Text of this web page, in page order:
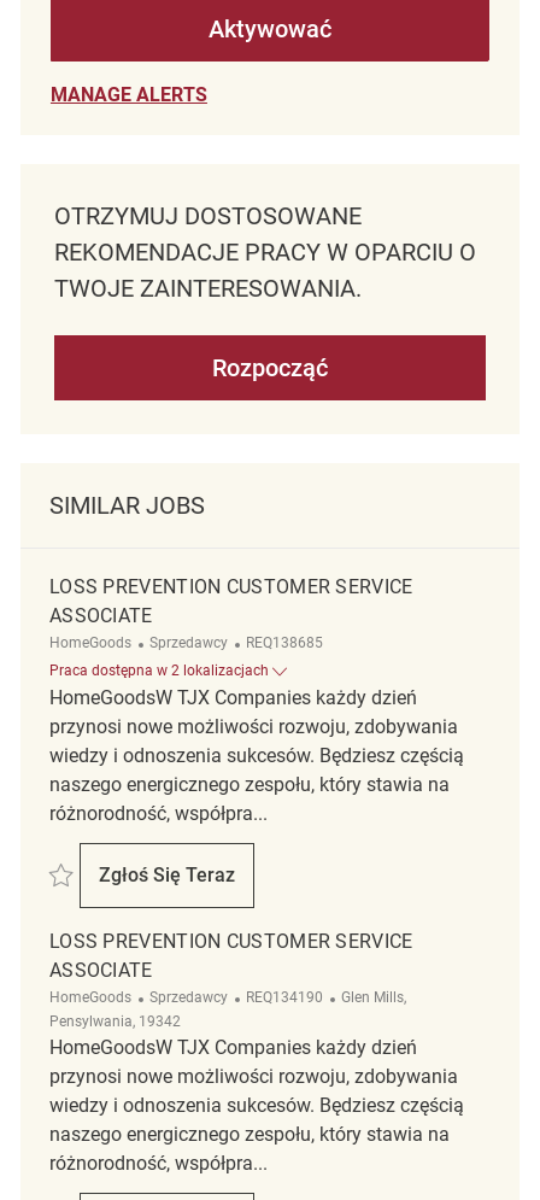
Aktywować
MANAGE ALERTS
OTRZYMUJ DOSTOSOWANE
REKOMENDACJE PRACY W OPARCIU O
TWOJE ZAINTERESOWANIA.
Rozpocząć
SIMILAR JOBS
LOSS PREVENTION CUSTOMER SERVICE
ASSOCIATE
HomeGoods Kategoria
Sprzedawcy ReqId
REQ138685
Praca dostępna w 2 lokalizacjach
HomeGoodsW TJX Companies każdy dzień
przynosi nowe możliwości rozwoju, zdobywania
wiedzy i odnoszenia sukcesów. Będziesz częścią
naszego energicznego zespołu, który stawia na
różnorodność, współpra...
Zapisać Loss Prevention Customer Service Associate REQ138685
Zgłoś Się Teraz
Loss Prevention Customer Service
LOSS PREVENTION CUSTOMER SERVICE
ASSOCIATE
HomeGoods Kategoria
Sprzedawcy ReqId
REQ134190 Lokalizacja
Glen Mills,
Pensylwania, 19342
HomeGoodsW TJX Companies każdy dzień
przynosi nowe możliwości rozwoju, zdobywania
wiedzy i odnoszenia sukcesów. Będziesz częścią
naszego energicznego zespołu, który stawia na
różnorodność, współpra...